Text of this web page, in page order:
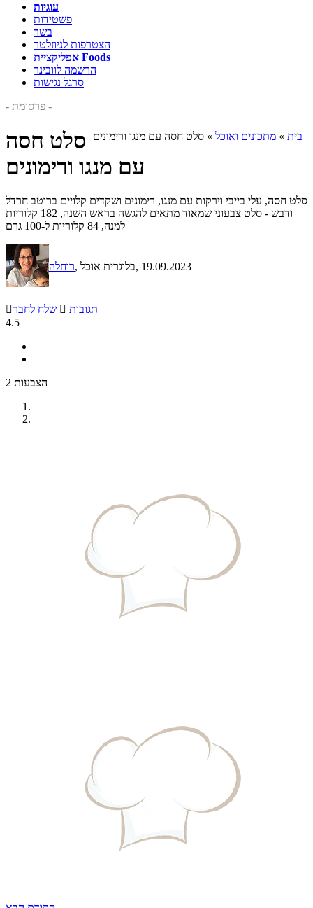
עוגיות
פשטידות
בשר
הצטרפות לניוזלטר
אפליקציית Foods
הרשמה לוובינר
סרגל נגישות
- פרסומת -
בית » מתכונים ואוכל » סלט חסה עם מנגו ורימונים
סלט חסה
עם מנגו ורימונים
סלט חסה, עלי בייבי וירקות עם מנגו, רימונים ושקדים קלויים ברוטב חרדל
ודבש - סלט צבעוני שמאוד מתאים להגשה בראש השנה, 182 קלוריות
למנה, 84 קלוריות ל-100 גרם
רוחלה , בלוגרית אוכל, 19.09.2023
שלח לחבר  תגובות
4.5
2 הצבעות